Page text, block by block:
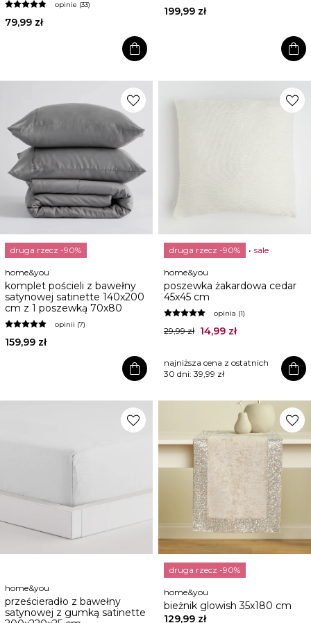
opinie (33)
79,99 zł
shopping_bag
199,99 zł
shopping_bag
favorite
druga rzecz -90%
home&you
komplet pościeli z bawełny
satynowej satinette 140x200
cm z 1 poszewką 70x80
opinii (7)
159,99 zł
shopping_bag
favorite
druga rzecz -90% sale
home&you
poszewka żakardowa cedar
45x45 cm
opinia (1)
29,99 zł 14,99 zł
najniższa cena z ostatnich
30 dni: 39,99 zł shopping_bag
favorite
home&you
prześcieradło z bawełny
satynowej z gumką satinette
favorite
druga rzecz -90%
home&you
bieżnik glowish 35x180 cm
129,99 zł